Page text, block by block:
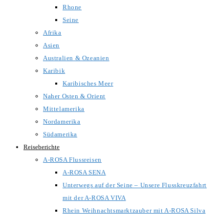
Rhone
Seine
Afrika
Asien
Australien & Ozeanien
Karibik
Karibisches Meer
Naher Osten & Orient
Mittelamerika
Nordamerika
Südamerika
Reiseberichte
A-ROSA Flussreisen
A-ROSA SENA
Unterwegs auf der Seine – Unsere Flusskreuzfahrt
mit der A-ROSA VIVA
Rhein Weihnachtsmarktzauber mit A-ROSA Silva